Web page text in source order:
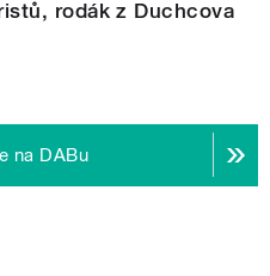
rodák z Duchcova
na DABu